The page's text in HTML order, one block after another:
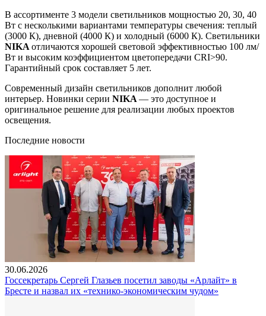
В ассортименте 3 модели светильников мощностью 20, 30, 40
Вт с несколькими вариантами температуры свечения: теплый
(3000 К), дневной (4000 К) и холодный (6000 К). Светильники
NIKA отличаются хорошей световой эффективностью 100 лм/
Вт и высоким коэффициентом цветопередачи CRI>90.
Гарантийный срок составляет 5 лет.
Современный дизайн светильников дополнит любой
интерьер. Новинки серии NIKA — это доступное и
оригинальное решение для реализации любых проектов
освещения.
Последние новости
30.06.2026
Госсекретарь Сергей Глазьев посетил заводы «Арлайт» в
Бресте и назвал их «технико-экономическим чудом»